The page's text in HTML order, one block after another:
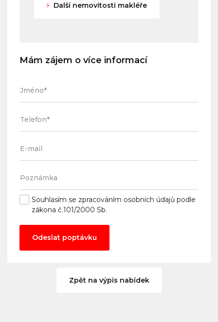
Další nemovitosti makléře
Mám zájem o více informací
Souhlasím se zpracováním osobních údajů podle
zákona č.101/2000 Sb.
Odeslat poptávku
Zpět na výpis nabídek